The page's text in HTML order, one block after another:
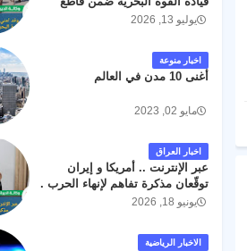
عمليات البصرة .
يوليو 13, 2026
اخبار منوعة
أغنى 10 مدن في العالم
مايو 02, 2023
اخبار العراق
عبر الإنترنت .. أمريكا و إيران
توقّعان مذكرة تفاهم لإنهاء الحرب .
يونيو 18, 2026
الاخبار الرياضية